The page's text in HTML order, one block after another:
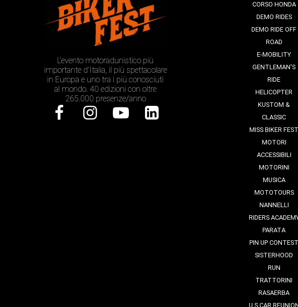
L’evento motoradunistico più
importante d’Italia, il più spettacolare
in Europa e uno tra i più conosciuti
al mondo. 40 edizioni con oltre
265.000 presenze/anno
CORSO HONDA
DEMO RIDES
DEMO RIDE OFF
ROAD
E-MOBILITY
GENTLEMAN'S
RIDE
HELICOPTER
KUSTOM &
CLASSIC
MISS BIKER FEST
MOTORI
ACCESSIBILI
MOTORINI
MUSICA
MOTOTOURS
NANNELLI
RIDERS
PARATA
PIN UP CONTEST
SISTERHOOD
RUN
TRATTORINI
RASAERBA
U.S CAR